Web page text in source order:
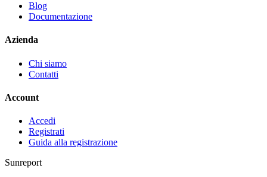
Blog
Documentazione
Azienda
Chi siamo
Contatti
Account
Accedi
Registrati
Guida alla registrazione
Sunreport